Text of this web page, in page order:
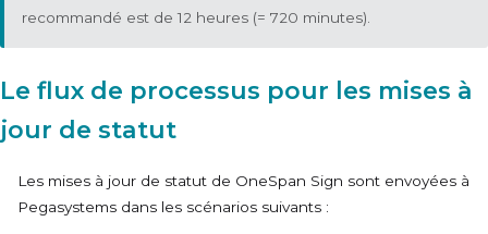
recommandé est de 12 heures (= 720 minutes).
Le flux de processus pour les mises à
jour de statut
Les mises à jour de statut de OneSpan Sign sont envoyées à
Pegasystems dans les scénarios suivants :